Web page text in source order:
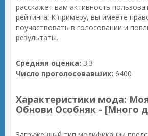
расскажет вам активность
рейтинга. К примеру, вы имеете
поучаствовать в голосовании и
результаты.
Средняя оценка: 3.3
Число проголосовавших: 6400
Характеристики мода:
Обнови Особняк - [Много